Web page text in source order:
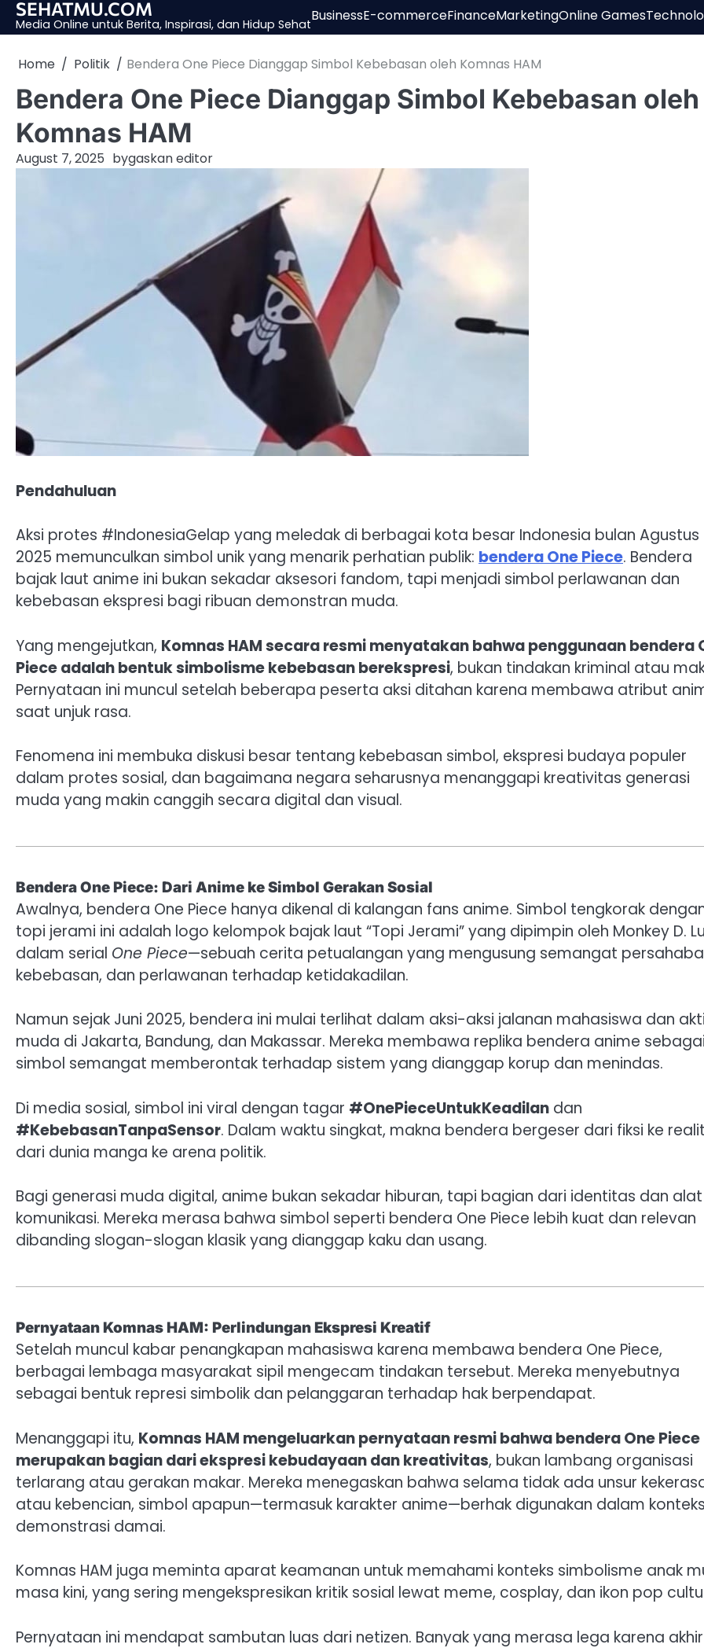
SkipSEHATMU.COM
Media Online untuk Berita, Inspirasi, dan Hidup Sehat
BusinessE-commerceFinanceMarketingOnline Games
Home Politik Bendera One Piece Dianggap Simbol Kebebasan oleh Komnas HAM
Bendera One Piece Dianggap Simbol Kebebasan oleh
Komnas HAM
August 7, 2025 bygaskan editor
Pendahuluan
Aksi protes #IndonesiaGelap yang meledak di berbagai kota besar Indonesia bulan Agustus
2025 memunculkan simbol unik yang menarik perhatian publik: bendera One Piece. Bendera
bajak laut anime ini bukan sekadar aksesori fandom, tapi menjadi simbol perlawanan dan
kebebasan ekspresi bagi ribuan demonstran muda.
Yang mengejutkan, Komnas HAM secara resmi menyatakan bahwa penggunaan bendera
Piece adalah bentuk simbolisme kebebasan berekspresi, bukan tindakan kriminal atau
Pernyataan ini muncul setelah beberapa peserta aksi ditahan karena membawa atribut
saat unjuk rasa.
Fenomena ini membuka diskusi besar tentang kebebasan simbol, ekspresi budaya populer
dalam protes sosial, dan bagaimana negara seharusnya menanggapi kreativitas generasi
muda yang makin canggih secara digital dan visual.
Bendera One Piece: Dari Anime ke Simbol Gerakan Sosial
Awalnya, bendera One Piece hanya dikenal di kalangan fans anime. Simbol tengkorak
topi jerami ini adalah logo kelompok bajak laut “Topi Jerami” yang dipimpin oleh Monkey D.
dalam serial One Piece—sebuah cerita petualangan yang mengusung semangat
kebebasan, dan perlawanan terhadap ketidakadilan.
Namun sejak Juni 2025, bendera ini mulai terlihat dalam aksi-aksi jalanan mahasiswa dan
muda di Jakarta, Bandung, dan Makassar. Mereka membawa replika bendera anime
simbol semangat memberontak terhadap sistem yang dianggap korup dan menindas.
Di media sosial, simbol ini viral dengan tagar #OnePieceUntukKeadilan dan
#KebebasanTanpaSensor. Dalam waktu singkat, makna bendera bergeser dari fiksi ke
dari dunia manga ke arena politik.
Bagi generasi muda digital, anime bukan sekadar hiburan, tapi bagian dari identitas dan alat
komunikasi. Mereka merasa bahwa simbol seperti bendera One Piece lebih kuat dan relevan
dibanding slogan-slogan klasik yang dianggap kaku dan usang.
Pernyataan Komnas HAM: Perlindungan Ekspresi Kreatif
Setelah muncul kabar penangkapan mahasiswa karena membawa bendera One Piece,
berbagai lembaga masyarakat sipil mengecam tindakan tersebut. Mereka menyebutnya
sebagai bentuk represi simbolik dan pelanggaran terhadap hak berpendapat.
Menanggapi itu, Komnas HAM mengeluarkan pernyataan resmi bahwa bendera One Piece
merupakan bagian dari ekspresi kebudayaan dan kreativitas, bukan lambang organisasi
terlarang atau gerakan makar. Mereka menegaskan bahwa selama tidak ada unsur
atau kebencian, simbol apapun—termasuk karakter anime—berhak digunakan dalam
demonstrasi damai.
Komnas HAM juga meminta aparat keamanan untuk memahami konteks simbolisme anak
masa kini, yang sering mengekspresikan kritik sosial lewat meme, cosplay, dan ikon pop
Pernyataan ini mendapat sambutan luas dari netizen. Banyak yang merasa lega karena